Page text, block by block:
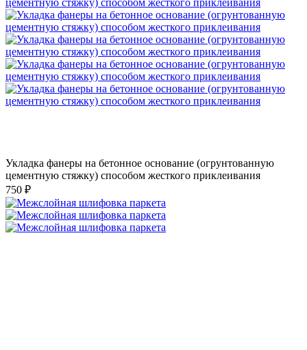
Укладка фанеры на бетонное основание (огрунтованную
цементную стяжку) способом жесткого приклеивания
750 ₽